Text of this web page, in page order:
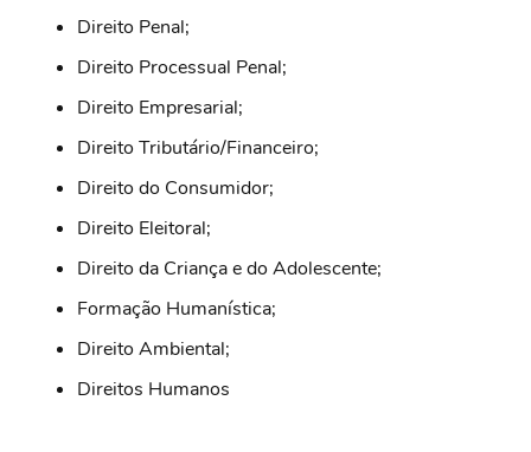
Direito Penal;
Direito Processual Penal;
Direito Empresarial;
Direito Tributário/Financeiro;
Direito do Consumidor;
Direito Eleitoral;
Direito da Criança e do Adolescente;
Formação Humanística;
Direito Ambiental;
Direitos Humanos